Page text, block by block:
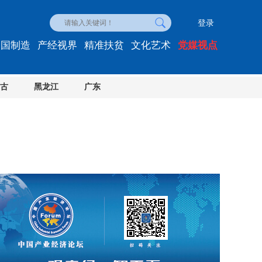
登录
黑龙江 广东
制造 产经视界 精准扶贫 文化艺术 党媒视点